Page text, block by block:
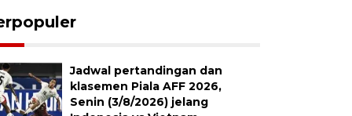
Jadwal pertandingan dan
klasemen Piala AFF 2026,
Senin (3/8/2026) jelang